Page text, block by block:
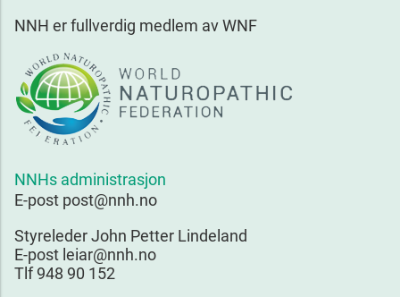
NNH er fullverdig medlem av WNF
NNHs administrasjon
E-post post@nnh.no
Styreleder John Petter Lindeland
E-post leiar@nnh.no
Tlf 948 90 152